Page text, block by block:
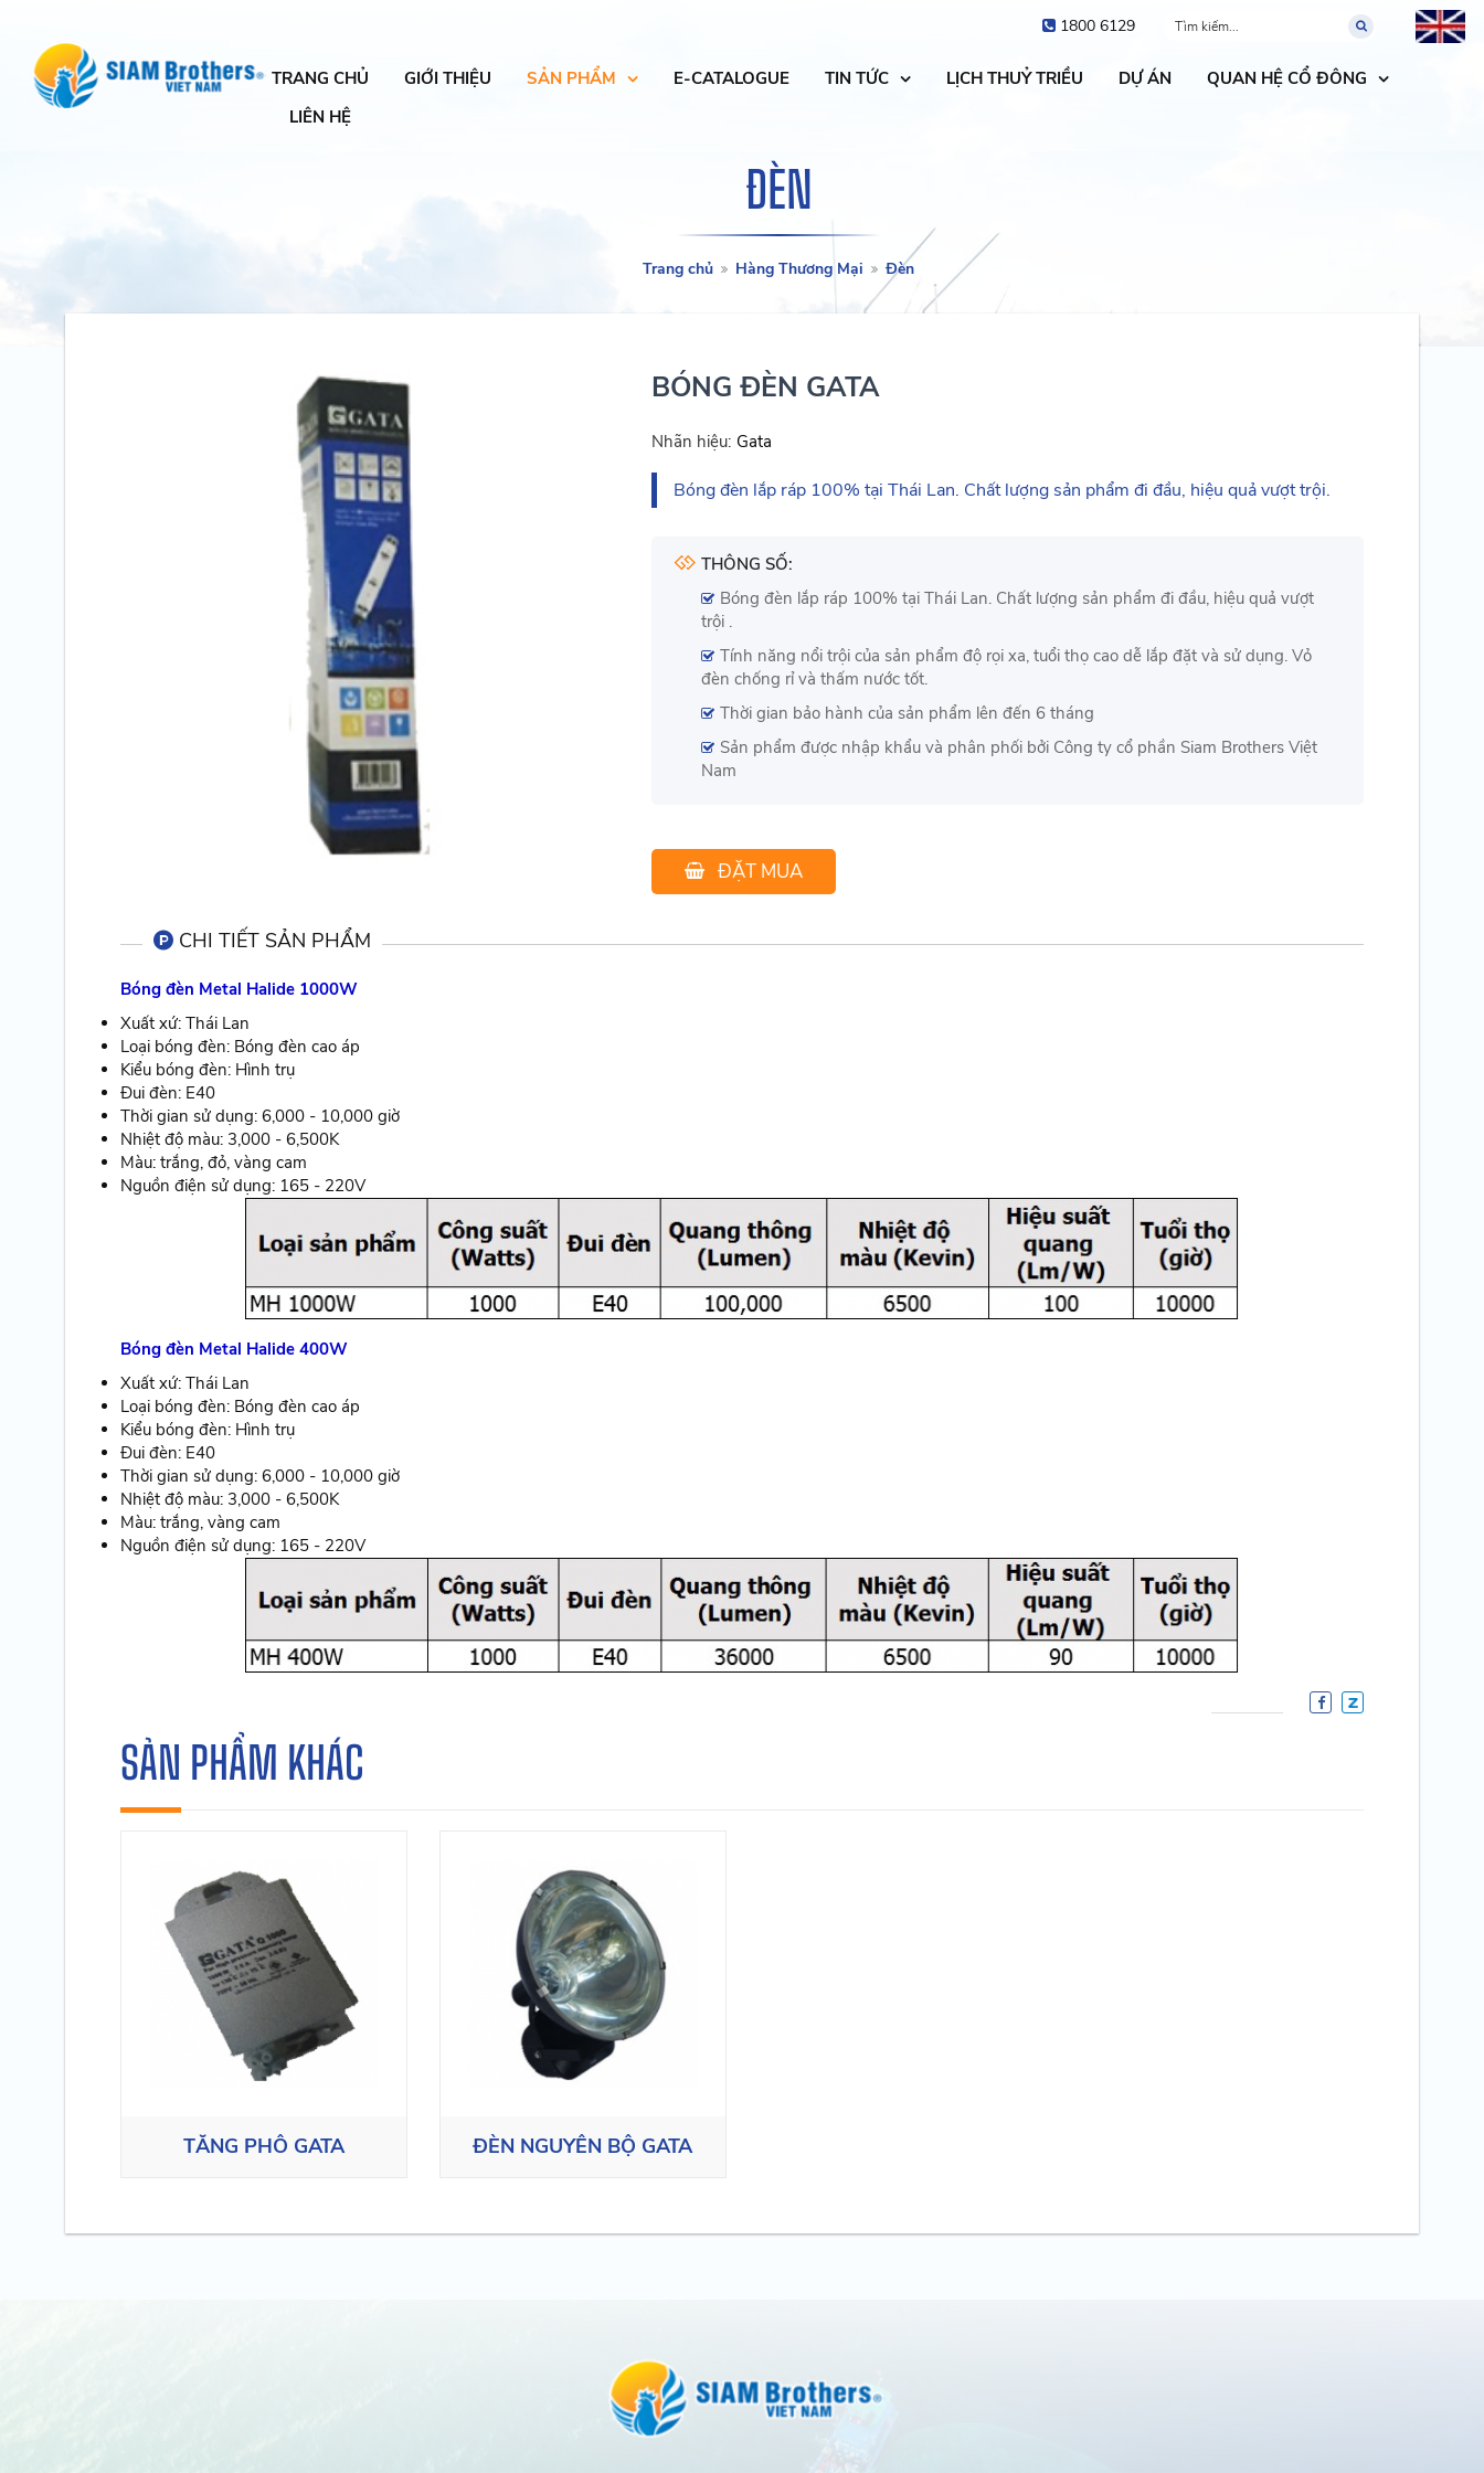
1800 6129
TRANG CHỦ GIỚI THIỆU SẢN PHẨM E-CATALOGUE TIN TỨC LỊCH THUỶ TRIỀU DỰ ÁN
QUAN HỆ CỔ ĐÔNG
LIÊN HỆ
ĐÈN
Trang chủ Hàng Thương Mại Đèn
BÓNG ĐÈN GATA
Nhãn hiệu: Gata
Bóng đèn lắp ráp 100% tại Thái Lan. Chất lượng sản phẩm đi đầu, hiệu quả vượt trội.
THÔNG SỐ:
Bóng đèn lắp ráp 100% tại Thái Lan. Chất lượng sản phẩm đi đầu, hiệu quả vượt
trội .
Tính năng nổi trội của sản phẩm độ rọi xa, tuổi thọ cao dễ lắp đặt và sử dụng. Vỏ
đèn chống rỉ và thấm nước tốt.
Thời gian bảo hành của sản phẩm lên đến 6 tháng
Sản phẩm được nhập khẩu và phân phối bởi Công ty cổ phần Siam Brothers Việt
Nam
ĐẶT MUA
CHI TIẾT SẢN PHẨM
Bóng đèn Metal Halide 1000W
Xuất xứ: Thái Lan
Loại bóng đèn: Bóng đèn cao áp
Kiểu bóng đèn: Hình trụ
Đui đèn: E40
Thời gian sử dụng: 6,000 - 10,000 giờ
Nhiệt độ màu: 3,000 - 6,500K
Màu: trắng, đỏ, vàng cam
Nguồn điện sử dụng: 165 - 220V
Bóng đèn Metal Halide 400W
Xuất xứ: Thái Lan
Loại bóng đèn: Bóng đèn cao áp
Kiểu bóng đèn: Hình trụ
Đui đèn: E40
Thời gian sử dụng: 6,000 - 10,000 giờ
Nhiệt độ màu: 3,000 - 6,500K
Màu: trắng, vàng cam
Nguồn điện sử dụng: 165 - 220V
SẢN PHẨM KHÁC
TĂNG PHÔ GATA ĐÈN NGUYÊN BỘ GATA